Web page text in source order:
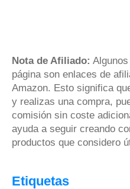
Nota de Afiliado:
página son enlaces de
Amazon. Esto significa
y realizas una compra,
comisión sin coste
ayuda a seguir creando
productos que considero
Etiquetas